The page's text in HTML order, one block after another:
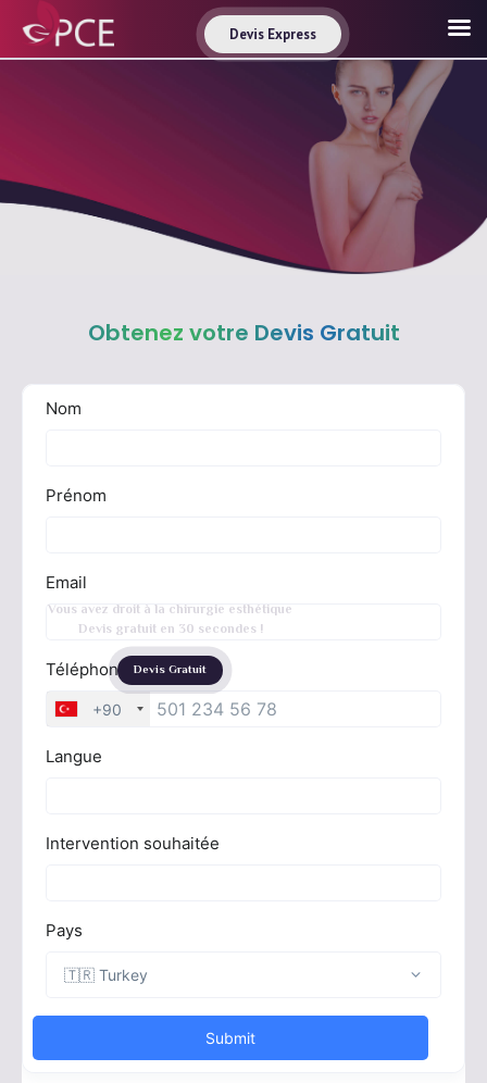
Vous avez droit à la chirurgie esthétique
Devis gratuit en 30 secondes !
Devis Gratuit
Obtenez votre Devis Gratuit
Devis Express